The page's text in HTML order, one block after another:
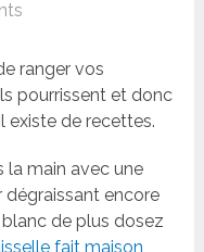
ranger vos
pourrissent et donc
existe de recettes.
la main avec une
encore
de plus dosez
fait maison